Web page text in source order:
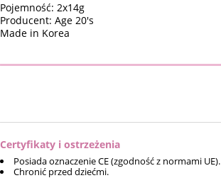
Pojemność: 2x14g
Producent: Age 20's
Made in Korea
Certyfikaty i ostrzeżenia
Posiada oznaczenie CE (zgodność z normami UE).
Chronić przed dziećmi.